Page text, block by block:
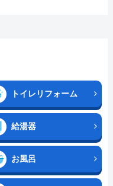
トイレリフォーム
給湯器
お風呂